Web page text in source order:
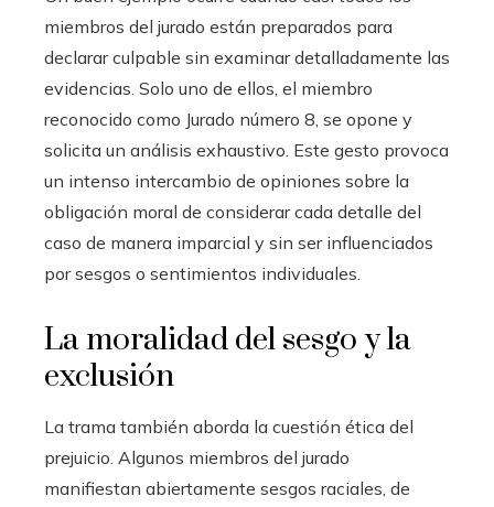
miembros del jurado están preparados para
declarar culpable sin examinar detalladamente las
evidencias. Solo uno de ellos, el miembro
reconocido como Jurado número 8, se opone y
solicita un análisis exhaustivo. Este gesto provoca
un intenso intercambio de opiniones sobre la
obligación moral de considerar cada detalle del
caso de manera imparcial y sin ser influenciados
por sesgos o sentimientos individuales.
La moralidad del sesgo y la
exclusión
La trama también aborda la cuestión ética del
prejuicio. Algunos miembros del jurado
manifiestan abiertamente sesgos raciales, de